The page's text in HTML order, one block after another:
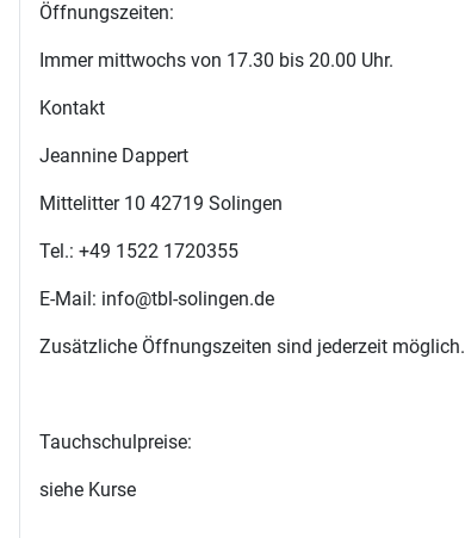
Öffnungszeiten:
Immer mittwochs von 17.30 bis 20.00 Uhr.
Kontakt
Jeannine Dappert
Mittelitter 10 42719 Solingen
Tel.: +49 1522 1720355
E-Mail: info@tbl-solingen.de
Zusätzliche Öffnungszeiten sind jederzeit möglich.
Tauchschulpreise:
siehe Kurse